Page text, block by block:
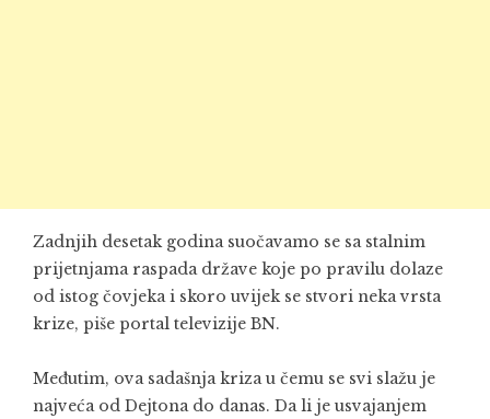
Zadnjih desetak godina suočavamo se sa stalnim
prijetnjama raspada države koje po pravilu dolaze
od istog čovjeka i skoro uvijek se stvori neka vrsta
krize, piše portal televizije BN.
Međutim, ova sadašnja kriza u čemu se svi slažu je
najveća od Dejtona do danas. Da li je usvajanjem